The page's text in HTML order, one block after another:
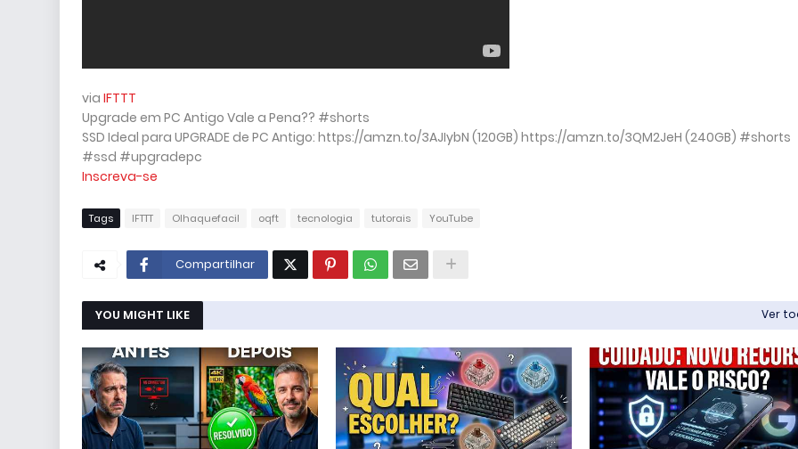
via IFTTT
Upgrade em PC Antigo Vale a Pena?? #shorts
SSD Ideal para UPGRADE de PC Antigo: https://amzn.to/3AJIybN (120GB) https://amzn.to/3QM2JeH (240GB) #shorts
#ssd #upgradepc
Inscreva-se
Tags IFTTT Olhaquefacil oqft tecnologia tutorais YouTube
Compartilhar
YOU MIGHT LIKE Ver